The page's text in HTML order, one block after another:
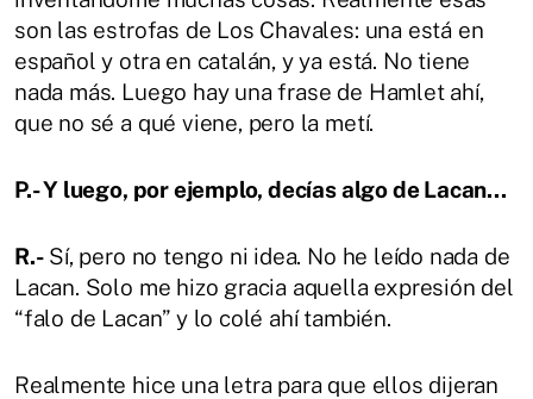
son las estrofas de Los Chavales: una está en
español y otra en catalán, y ya está. No tiene
nada más. Luego hay una frase de Hamlet ahí,
que no sé a qué viene, pero la metí.
P.- Y luego, por ejemplo, decías algo de Lacan...
R.-Sí, pero no tengo ni idea. No he leído nada de
Lacan. Solo me hizo gracia aquella expresión del
“falo de Lacan” y lo colé ahí también.
Realmente hice una letra para que ellos dijeran